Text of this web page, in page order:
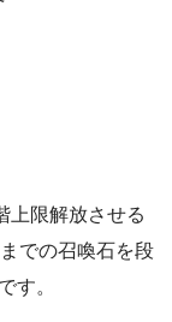
上限解放させる
での召喚石を段
す。